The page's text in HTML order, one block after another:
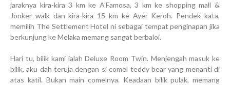
jaraknya kira-kira 3 km ke A'Famosa, 3 km ke shopping mall &
Jonker walk dan kira-kira 15 km ke Ayer Keroh. Pendek kata,
memilih The Settlement Hotel ni sebagai tempat penginapan jika
berkunjung ke Melaka memang sangat berbaloi.
Hari tu, bilik kami ialah Deluxe Room Twin. Menjengah masuk ke
bilik, aku dah teruja dengan si comel teddy bear yang menanti di
atas katil. Bukan main comelnya. Keadaan bilik pulak, memang